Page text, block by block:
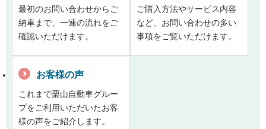
最初のお問い合わせからご
納車まで、一連の流れをご
確認いただけます。
ご購入方法やサービス内容
など、お問い合わせの多い
事項をご覧いただけます。
お客様の声
これまで栗山自動車グルー
プをご利用いただいたお客
様の声をご紹介します。